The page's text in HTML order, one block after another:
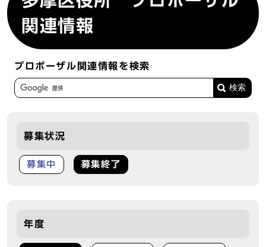
関連情報
プロポーザル関連情報を検索
募集状況
募集中 募集終了
年度